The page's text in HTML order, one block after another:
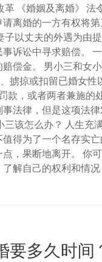
《婚姻及离婚》 法
离婚的一方有权将
子以丈夫的外遇为由
诉讼中寻求赔偿。
偿金。 男小三和女
掳掠或扣留已婚女
款，或者两者兼施的
法律，但是这项法
三该怎么办？ 人生充
得为了一个名存实
，果断地离开。 你
解自己的权利和情
要多久时间